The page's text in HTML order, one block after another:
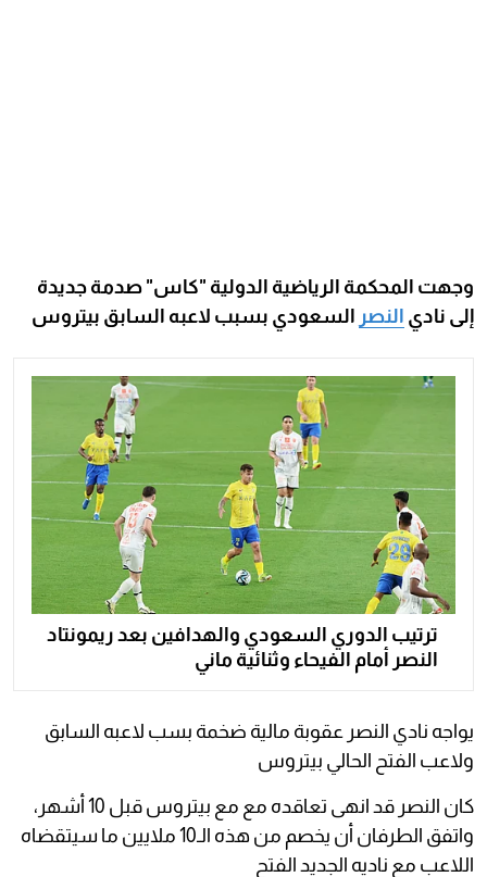
وجهت المحكمة الرياضية الدولية "كاس" صدمة جديدة
إلى نادي النصر السعودي بسبب لاعبه السابق بيتروس
ترتيب الدوري السعودي والهدافين بعد ريمونتاد
النصر أمام الفيحاء وثنائية ماني
يواجه نادي النصر عقوبة مالية ضخمة بسب لاعبه السابق
ولاعب الفتح الحالي بيتروس
كان النصر قد انهى تعاقده مع مع بيتروس قبل 10 أشهر،
واتفق الطرفان أن يخصم من هذه الـ10 ملايين ما سيتقضاه
اللاعب مع ناديه الجديد الفتح